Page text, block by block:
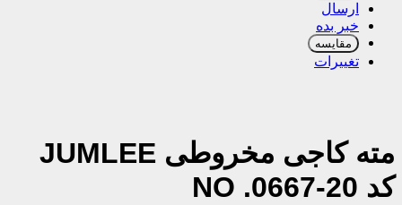
ارسال
خبر بده
مقایسه
تغییرات
مته کاجی مخروطی JUMLEE
کد NO .0667-20